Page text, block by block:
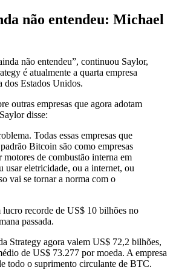
não entendeu: Michael
não entendeu”, continuou Saylor,
é atualmente a quarta empresa
dos Estados Unidos.
outras empresas que agora adotam
disse:
Todas essas empresas que
Bitcoin são como empresas
de combustão interna em
usar eletricidade, ou a internet, ou
vai se tornar a norma com o
recorde de US$ 10 bilhões no
passada.
Strategy agora valem US$ 72,2 bilhões,
de US$ 73.277 por moeda. A empresa
todo o suprimento circulante de BTC.